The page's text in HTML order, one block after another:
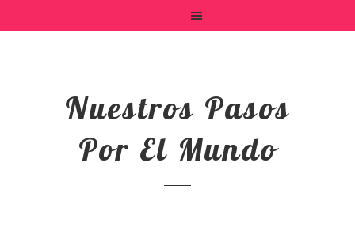
Nuestros Pasos
Por El Mundo